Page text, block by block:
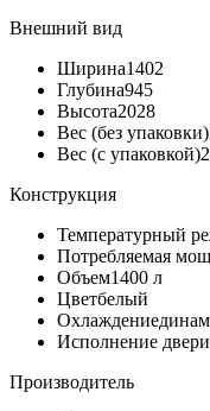
Внешний вид
Ширина1402
Глубина945
Высота2028
Вес (без упаковки)
Вес (с упаковкой)
Конструкция
Температурный
Потребляемая
Объем1400 л
Цветбелый
Охлаждение
Исполнение двери
Производитель